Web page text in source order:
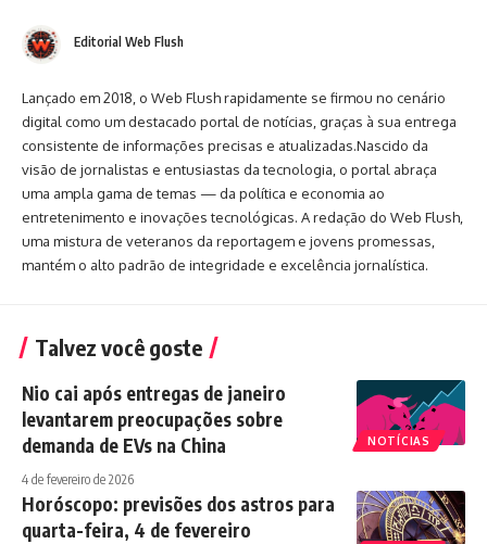
Editorial Web Flush
Lançado em 2018, o Web Flush rapidamente se firmou no cenário
digital como um destacado portal de notícias, graças à sua entrega
consistente de informações precisas e atualizadas.Nascido da
visão de jornalistas e entusiastas da tecnologia, o portal abraça
uma ampla gama de temas — da política e economia ao
entretenimento e inovações tecnológicas. A redação do Web Flush,
uma mistura de veteranos da reportagem e jovens promessas,
mantém o alto padrão de integridade e excelência jornalística.
Talvez você goste
NOTÍCIAS
Nio cai após entregas de janeiro
levantarem preocupações sobre
demanda de EVs na China
4 de fevereiro de 2026
Horóscopo: previsões dos astros para
quarta-feira, 4 de fevereiro